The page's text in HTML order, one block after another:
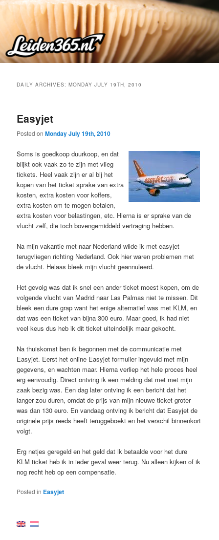
Skip
primary
content
Skip
secondary
content
DAILY ARCHIVES:MONDAY JULY 19TH, 2010
Easyjet
Posted onMonday July 19th, 2010
Soms is goedkoop duurkoop, en dat
blijkt ook vaak zo te zijn met vlieg
tickets. Heel vaak zijn er al bij het
kopen van het ticket sprake van extra
kosten, extra kosten voor koffers,
extra kosten om te mogen betalen,
extra kosten voor belastingen, etc. Hierna is er sprake van de
vlucht zelf, die toch bovengemiddeld vertraging hebben.
Na mijn vakantie met naar Nederland wilde ik met easyjet
terugvliegen richting Nederland. Ook hier waren problemen met
de vlucht. Helaas bleek mijn vlucht geannuleerd.
Het gevolg was dat ik snel een ander ticket moest kopen, om de
volgende vlucht van Madrid naar Las Palmas niet te missen. Dit
bleek een dure grap want het enige alternatief was met KLM, en
dat was een ticket van bijna 300 euro. Maar goed, ik had niet
veel keus dus heb ik dit ticket uiteindelijk maar gekocht.
Na thuiskomst ben ik begonnen met de communicatie met
Easyjet. Eerst het online Easyjet formulier ingevuld met mijn
gegevens, en wachten maar. Hierna verliep het hele proces heel
erg eenvoudig. Direct ontving ik een melding dat met met mijn
zaak bezig was. Een dag later ontving ik een bericht dat het
langer zou duren, omdat de prijs van mijn nieuwe ticket groter
was dan 130 euro. En vandaag ontving ik bericht dat Easyjet de
originele prijs reeds heeft teruggeboekt en het verschil binnenkort
volgt.
Erg netjes geregeld en het geld dat ik betaalde voor het dure
KLM ticket heb ik in ieder geval weer terug. Nu alleen kijken of ik
nog recht heb op een compensatie.
Posted in Easyjet